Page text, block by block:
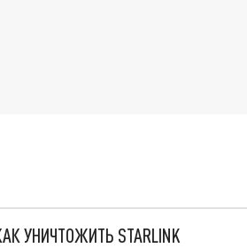
УНИЧТОЖИТЬ STARLINK